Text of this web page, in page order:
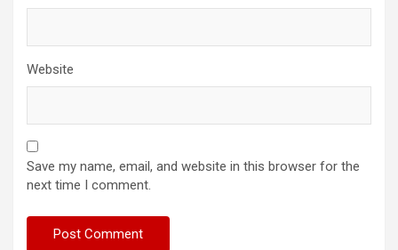
Website
Save my name, email, and website in this browser for the
next time I comment.